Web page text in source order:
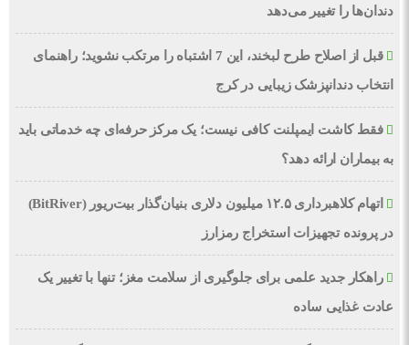
دندان‌ها را تغییر می‌دهد
قبل از اصلاح طرح لبخند، این 7 اشتباه را مرتکب نشوید؛ راهنمای
انتخاب دندانپزشک زیبایی در کرج
فقط کاشت ایمپلنت کافی نیست؛ یک مرکز حرفه‌ای چه خدماتی باید
به بیماران ارائه دهد؟
اتهام کلاهبرداری ۱۲.۵ میلیون دلاری بنیان‌گذار بیت‌ریور (BitRiver)
در پرونده تجهیزات استخراج رمزارز
راهکار جدید علمی برای جلوگیری از سلامت مغز؛ تنها با تغییر یک
عادت غذایی ساده